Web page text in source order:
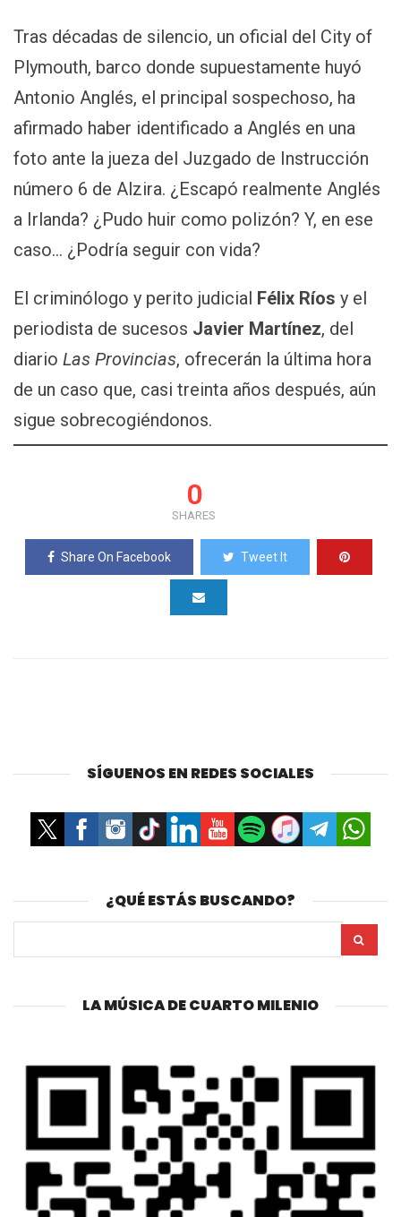
Tras décadas de silencio, un oficial del City of
Plymouth, barco donde supuestamente huyó
Antonio Anglés, el principal sospechoso, ha
afirmado haber identificado a Anglés en una
foto ante la jueza del Juzgado de Instrucción
número 6 de Alzira. ¿Escapó realmente Anglés
a Irlanda? ¿Pudo huir como polizón? Y, en ese
caso… ¿Podría seguir con vida?
El criminólogo y perito judicial Félix Ríos y el
periodista de sucesos Javier Martínez, del
diario Las Provincias, ofrecerán la última hora
de un caso que, casi treinta años después, aún
sigue sobrecogiéndonos.
0
SHARES
Share On Facebook Tweet It
SÍGUENOS EN REDES SOCIALES
¿QUÉ ESTÁS BUSCANDO?
LA MÚSICA DE CUARTO MILENIO